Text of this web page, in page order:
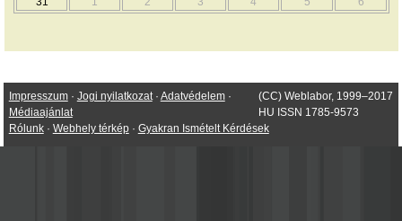
(CC) Weblabor, 1999–2017
HU ISSN 1785-9573
Impresszum· Jogi nyilatkozat· Adatvédelem·
Médiaajánlat
Rólunk· Webhely térkép· Gyakran Ismételt Kérdések